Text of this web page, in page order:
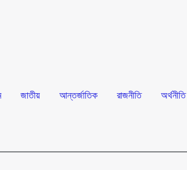
জাতীয় আন্তর্জাতিক রাজনীতি অর্থনীতি